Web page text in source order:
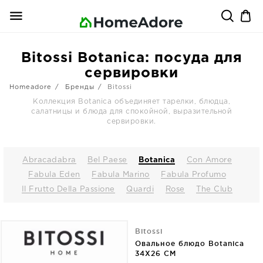
Bitossi Botanica: посуда для
сервировки
Homeadore Бренды Bitossi
Коллекция Botanica объединяет тарелки, блюдца,
салатницы и блюда для спокойной, выразительной
сервировки.
Abracadabra Bel Paese Botanica Con Amore
Fabula Eden Fabula Marino Fabula Profumo
Il Frutto Della Passione Quardi Rose The Club
Bitossi
Овальное блюдо Botanica
34X26 CM